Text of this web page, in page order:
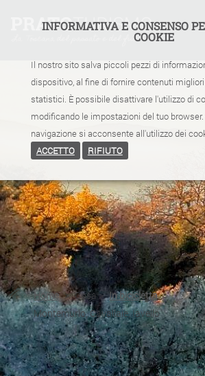
INFORMATIVA E CONSENSO
COOKIE
Il nostro sito salva piccoli pezzi di
dispositivo, al fine di fornire contenuti
statistici. È possibile disattivare l'utilizzo di
modificando le impostazioni del tuo browser.
navigazione si acconsente all'utilizzo dei
ACCETTO
RIFIUTO
Home > Cosa> In bicicletta >
Montemurlo, Cavallaie, Iavello
Condividi su: